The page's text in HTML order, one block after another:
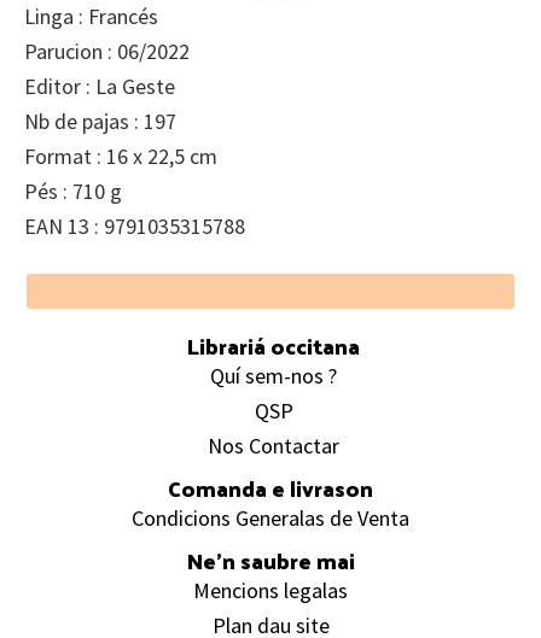
Linga : Francés
Parucion : 06/2022
Editor : La Geste
Nb de pajas : 197
Format : 16 x 22,5 cm
Pés : 710 g
EAN 13 : 9791035315788
Footer
Librariá occitana
Quí sem-nos ?
QSP
Nos Contactar
Comanda e livrason
Condicions Generalas de Venta
Ne’n saubre mai
Mencions legalas
Plan dau site